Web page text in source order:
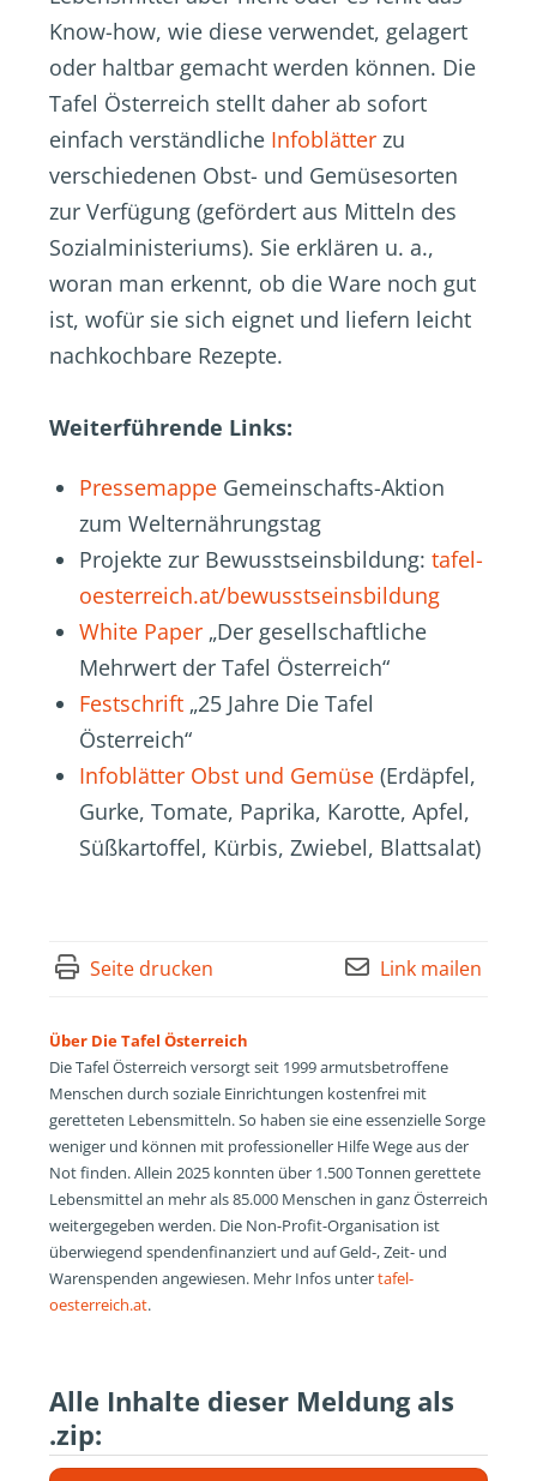
Know-how, wie diese verwendet, gelagert
oder haltbar gemacht werden können. Die
Tafel Österreich stellt daher ab sofort
einfach verständliche Infoblätter zu
verschiedenen Obst- und Gemüsesorten
zur Verfügung (gefördert aus Mitteln des
Sozialministeriums). Sie erklären u. a.,
woran man erkennt, ob die Ware noch gut
ist, wofür sie sich eignet und liefern leicht
nachkochbare Rezepte.
Weiterführende Links:
Pressemappe Gemeinschafts-Aktion
zum Welternährungstag
Projekte zur Bewusstseinsbildung: tafel-
oesterreich.at/bewusstseinsbildung
White Paper „Der gesellschaftliche
Mehrwert der Tafel Österreich“
Festschrift „25 Jahre Die Tafel
Österreich“
Infoblätter Obst und Gemüse (Erdäpfel,
Gurke, Tomate, Paprika, Karotte, Apfel,
Süßkartoffel, Kürbis, Zwiebel, Blattsalat)
Seite drucken Link mailen
Über Die Tafel Österreich
Die Tafel Österreich versorgt seit 1999 armutsbetroffene
Menschen durch soziale Einrichtungen kostenfrei mit
geretteten Lebensmitteln. So haben sie eine essenzielle Sorge
weniger und können mit professioneller Hilfe Wege aus der
Not finden. Allein 2025 konnten über 1.500 Tonnen gerettete
Lebensmittel an mehr als 85.000 Menschen in ganz Österreich
weitergegeben werden. Die Non-Profit-Organisation ist
überwiegend spendenfinanziert und auf Geld-, Zeit- und
Warenspenden angewiesen. Mehr Infos untertafel-
oesterreich.at.
Alle Inhalte dieser Meldung als
.zip: